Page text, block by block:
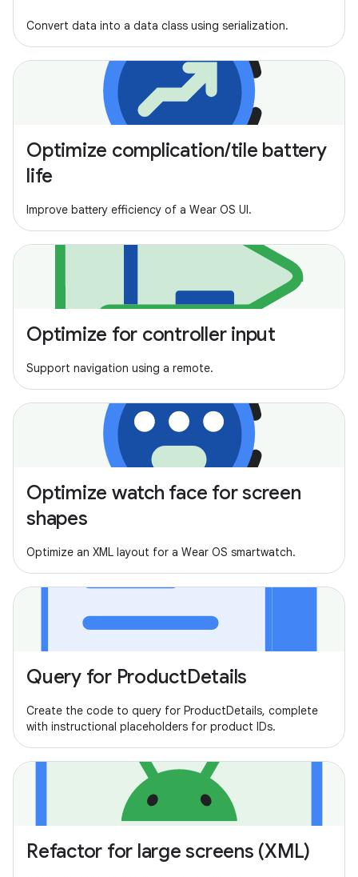
Convert data into a data class using serialization.
Optimize complication/tile battery
life
Improve battery efficiency of a Wear OS UI.
Optimize for controller input
Support navigation using a remote.
Optimize watch face for screen
shapes
Optimize an XML layout for a Wear OS smartwatch.
Query for ProductDetails
Create the code to query for ProductDetails, complete
with instructional placeholders for product IDs.
Refactor for large screens (XML)